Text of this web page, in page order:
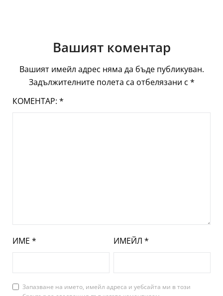
Вашият коментар
Вашият имейл адрес няма да бъде публикуван.
Задължителните полета са отбелязани с *
КОМЕНТАР: *
ИМЕ * ИМЕЙЛ *
Запазване на името, имейл адреса и уебсайта ми в този